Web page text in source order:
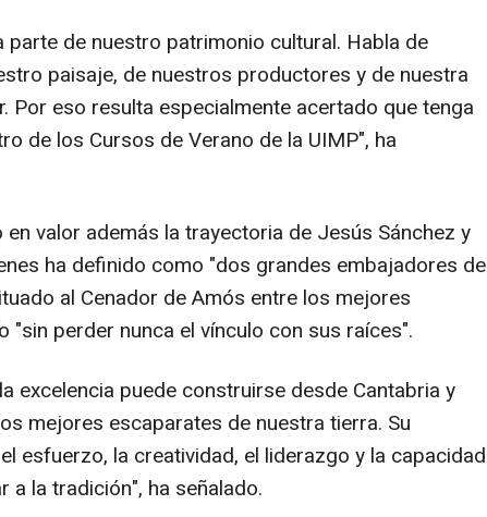
de nuestro patrimonio cultural. Habla de
paisaje, de nuestros productores y de nuestra
Por eso resulta especialmente acertado que tenga
de los Cursos de Verano de la UIMP", ha
valor además la trayectoria de Jesús Sánchez y
ha definido como "dos grandes embajadores de
al Cenador de Amós entre los mejores
"sin perder nunca el vínculo con sus raíces".
excelencia puede construirse desde Cantabria y
mejores escaparates de nuestra tierra. Su
esfuerzo, la creatividad, el liderazgo y la capacidad
a la tradición", ha señalado.